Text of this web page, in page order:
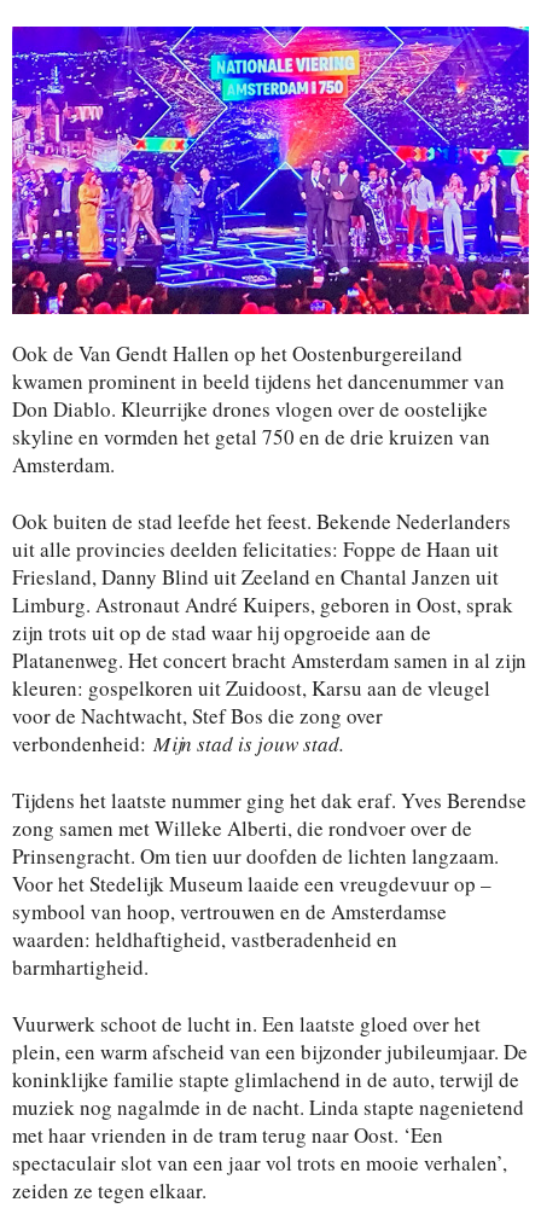
Ook de Van Gendt Hallen op het Oostenburgereiland
kwamen prominent in beeld tijdens het dancenummer van
Don Diablo. Kleurrijke drones vlogen over de oostelijke
skyline en vormden het getal 750 en de drie kruizen van
Amsterdam.
Ook buiten de stad leefde het feest. Bekende Nederlanders
uit alle provincies deelden felicitaties: Foppe de Haan uit
Friesland, Danny Blind uit Zeeland en Chantal Janzen uit
Limburg. Astronaut André Kuipers, geboren in Oost, sprak
zijn trots uit op de stad waar hij opgroeide aan de
Platanenweg. Het concert bracht Amsterdam samen in al zijn
kleuren: gospelkoren uit Zuidoost, Karsu aan de vleugel
voor de Nachtwacht, Stef Bos die zong over
verbondenheid:Mijn stad is jouw stad.
Tijdens het laatste nummer ging het dak eraf. Yves Berendse
zong samen met Willeke Alberti, die rondvoer over de
Prinsengracht. Om tien uur doofden de lichten langzaam.
Voor het Stedelijk Museum laaide een vreugdevuur op –
symbool van hoop, vertrouwen en de Amsterdamse
waarden: heldhaftigheid, vastberadenheid en
barmhartigheid.
Vuurwerk schoot de lucht in. Een laatste gloed over het
plein, een warm afscheid van een bijzonder jubileumjaar. De
koninklijke familie stapte glimlachend in de auto, terwijl de
muziek nog nagalmde in de nacht. Linda stapte nagenietend
met haar vrienden in de tram terug naar Oost. ‘Een
spectaculair slot van een jaar vol trots en mooie verhalen’,
zeiden ze tegen elkaar.